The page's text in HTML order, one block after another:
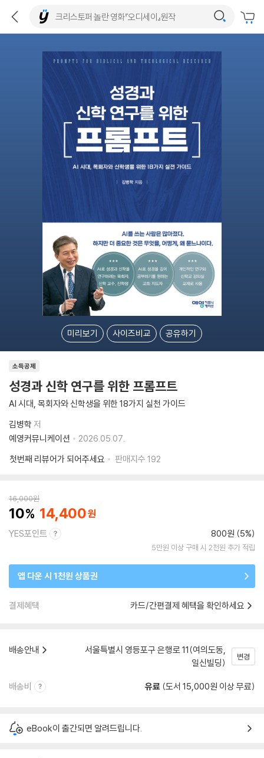
미리보기 사이즈비교 공유하기
소득공제
성경과 신학 연구를 위한 프롬프트
AI 시대, 목회자와 신학생을 위한 18가지 실천 가이드
김병학 저
예영커뮤니케이션
2026.05.07.
첫번째 리뷰어가 되어주세요
판매지수 192
16,000원
10 14,400
YES포인트 800원 (5%)
5만원 이상 구매 시 2천원 추가 적립
앱 다운 시 1천원 상품권
결제혜택 카드/간편결제 혜택을 확인하세요
배송안내
서울특별시 영등포구 은행로 11(여의도동,
일신빌딩)
변경
배송비 유료 (도서 15,000원 이상 무료)
eBook이 출간되면 알려드립니다.